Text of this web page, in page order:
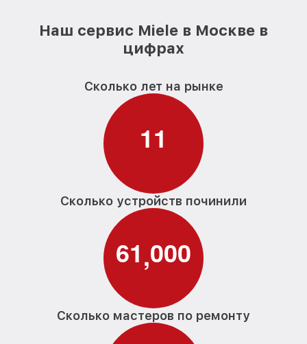
Наш сервис Miele в Москве в
цифрах
Сколько лет на рынке
11
Сколько устройств починили
61,000
Сколько мастеров по ремонту